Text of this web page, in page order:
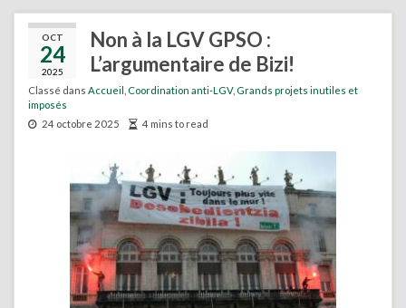
OCT
24
2025
Non à la LGV GPSO :
L’argumentaire de Bizi!
Classé dans Accueil Coordination anti-LGV, Grands projets inutiles et
imposés
24 octobre 2025
4 mins to read